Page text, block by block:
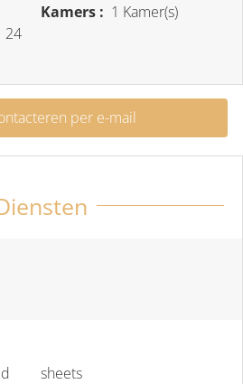
24
Kamers : 1 Kamer(s)
per e-mail
sheets